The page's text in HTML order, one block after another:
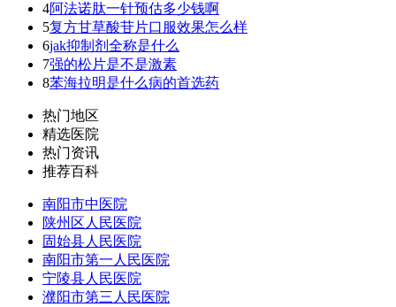
4阿法诺肽一针预估多少钱啊
5复方甘草酸苷片口服效果怎么样
6jak抑制剂全称是什么
7强的松片是不是激素
8苯海拉明是什么病的首选药
热门地区
精选医院
热门资讯
推荐百科
南阳市中医院
陕州区人民医院
固始县人民医院
南阳市第一人民医院
宁陵县人民医院
濮阳市第三人民医院